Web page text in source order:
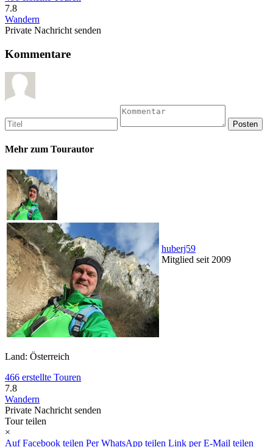
7.8
Wandern
Private Nachricht senden
Kommentare
Mehr zum Tourautor
huberj59
Mitglied seit 2009
Land: Österreich
466 erstellte Touren
7.8
Wandern
Private Nachricht senden
Tour teilen
×
Auf Facebook teilen Per WhatsApp teilen Link per E-Mail teilen